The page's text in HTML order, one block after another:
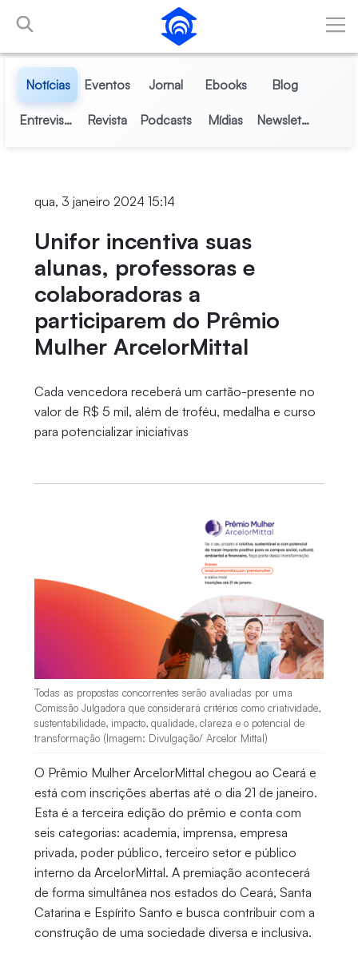
Pular para o Conteúdo principal
Notícias Eventos Jornal Ebooks Blog
Entrevistas Revista Podcasts Mídias Newsletter
qua, 3 janeiro 2024 15:14
Unifor incentiva suas
alunas, professoras e
colaboradoras a
participarem do Prêmio
Mulher ArcelorMittal
Cada vencedora receberá um cartão-presente no
valor de R$ 5 mil, além de troféu, medalha e curso
para potencializar iniciativas
Todas as propostas concorrentes serão avaliadas por uma
Comissão Julgadora que considerará critérios como criatividade,
sustentabilidade, impacto, qualidade, clareza e o potencial de
transformação (Imagem: Divulgação/ Arcelor Mittal)
O Prêmio Mulher ArcelorMittal chegou ao Ceará e
está com inscrições abertas até o dia 21 de janeiro.
Esta é a terceira edição do prêmio e conta com
seis categorias: academia, imprensa, empresa
privada, poder público, terceiro setor e público
interno da ArcelorMittal. A premiação acontecerá
de forma simultânea nos estados do Ceará, Santa
Catarina e Espírito Santo e busca contribuir com a
construção de uma sociedade diversa e inclusiva.